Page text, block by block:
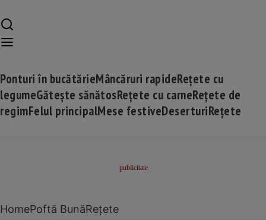
Ponturi în bucătărieMâncăruri rapideRețete cu
legumeGătește sănătosRețete cu carneRețete de
regimFelul principalMese festiveDeserturiRețete
HomePoftă BunăRețete